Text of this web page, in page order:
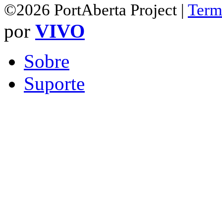
©2026 PortAberta Project |
por VIVO
Sobre
Suporte